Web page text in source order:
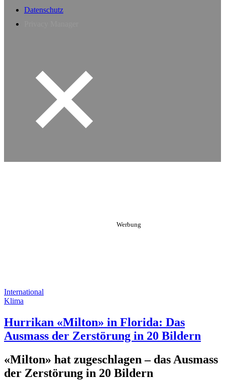
Datenschutz
International
Klima
Hurrikan «Milton» in Florida: Das
Ausmass der Zerstörung in 20 Bildern
«Milton» hat zugeschlagen – das Ausmass
der Zerstörung in 20 Bildern